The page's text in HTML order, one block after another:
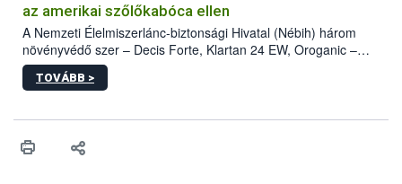
az amerikai szőlőkabóca ellen
A Nemzeti Élelmiszerlánc-biztonsági Hivatal (Nébih) három
növényvédő szer – Decis Forte, Klartan 24 EW, Oroganic –
engedélyokiratát módosította, így azok a szüretet követően,
egészen a vesszőérettség (BBCH 91) stádiumáig
érésű szőlőkben is legyen lehetőség a károsító elleni további
felhasználók számára is elérhető és ökológiai termesztésben is
TOVÁBB >